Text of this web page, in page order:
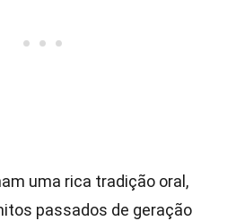
uma rica tradição oral,
passados de geração